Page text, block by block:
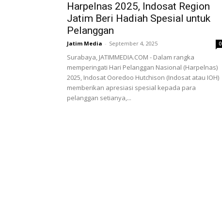
Harpelnas 2025, Indosat Region
Jatim Beri Hadiah Spesial untuk
Pelanggan
Jatim Media - September 4, 2025 0
Surabaya, JATIMMEDIA.COM - Dalam rangka
memperingati Hari Pelanggan Nasional (Harpelnas)
2025, Indosat Ooredoo Hutchison (Indosat atau IOH)
memberikan apresiasi spesial kepada para
pelanggan setianya,...